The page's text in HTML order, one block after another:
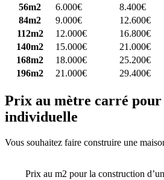
56m2
6.000€ 8.400€
84m2
9.000€ 12.600€
112m2
12.000€ 16.800€
140m2
15.000€ 21.000€
168m2
18.000€ 25.200€
196m2
21.000€ 29.400€
Prix au mètre carré pour
individuelle
Vous souhaitez faire construire une
Prix au m2 pour la construction